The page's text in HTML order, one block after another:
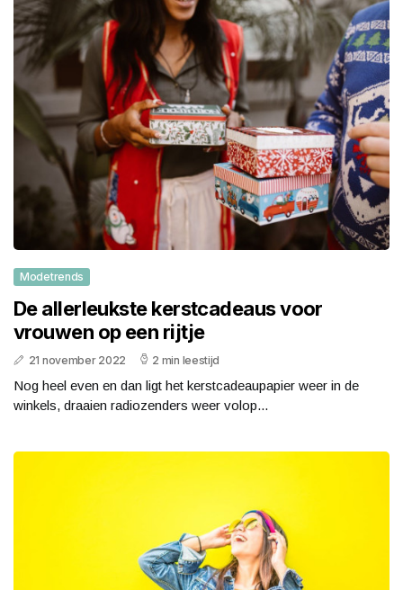
Modetrends
De allerleukste kerstcadeaus voor
vrouwen op een rijtje
21 november 2022 2 min leestijd
Nog heel even en dan ligt het kerstcadeaupapier weer in de
winkels, draaien radiozenders weer volop...